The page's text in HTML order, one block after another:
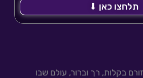
תלחצו כאן ⬇
בקלות, רך וברור, עולם שבו